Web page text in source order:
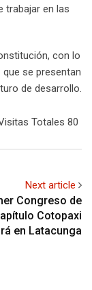
trabajar en las
con lo
se presentan
de desarrollo.
Totales 80
Next article
Congreso de
Cotopaxi
en Latacunga